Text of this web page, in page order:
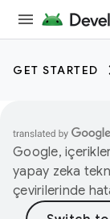
GET STARTED
Google,
yapay zeka
çevirilerinde